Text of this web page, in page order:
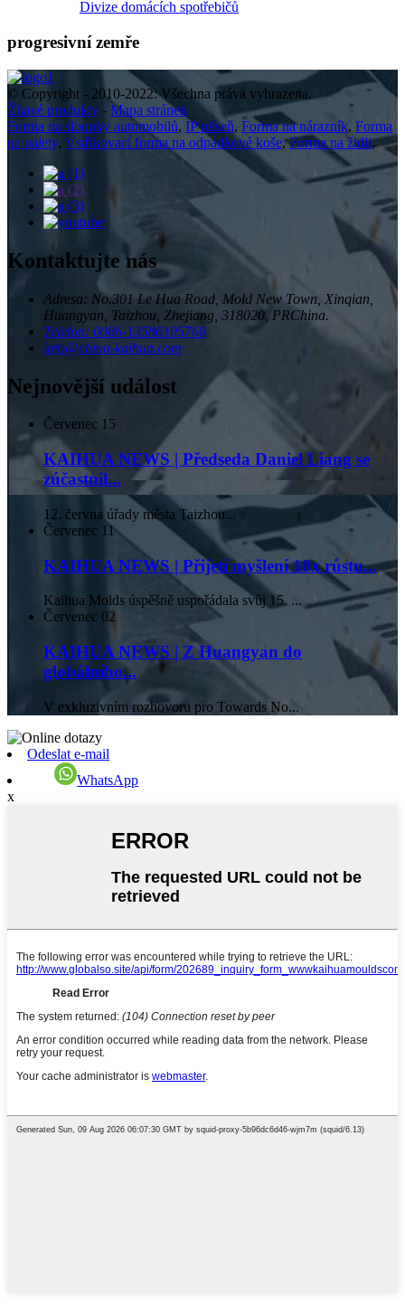
Divize domácích spotřebičů
progresivní zemře
© Copyright - 2010-2022: Všechna práva vyhrazena.
Žhavé produkty - Mapa stránek
Forma na sloupky automobilů, IP plíseň, Forma na nárazník, Forma
na palety, Vstřikovací forma na odpadkové koše,Forma na židli,
Kontaktujte nás
Adresa: No.301 Le Hua Road, Mold New Town, Xinqian,
Huangyan, Taizhou, Zhejiang, 318020, PRChina.
Telefon: 0086-13586195760
info@china-kaihua.com
Nejnovější událost
Červenec 15
KAIHUA NEWS | Předseda Daniel Liang se
zúčastnil...
12. června úřady města Taizhou...
Červenec 11
KAIHUA NEWS | Přijetí myšlení 10x růstu...
Kaihua Molds úspěšně uspořádala svůj 15. ...
Červenec 02
KAIHUA NEWS | Z Huangyan do
globálního...
V exkluzivním rozhovoru pro Towards No...
Odeslat e-mail
WhatsApp
x